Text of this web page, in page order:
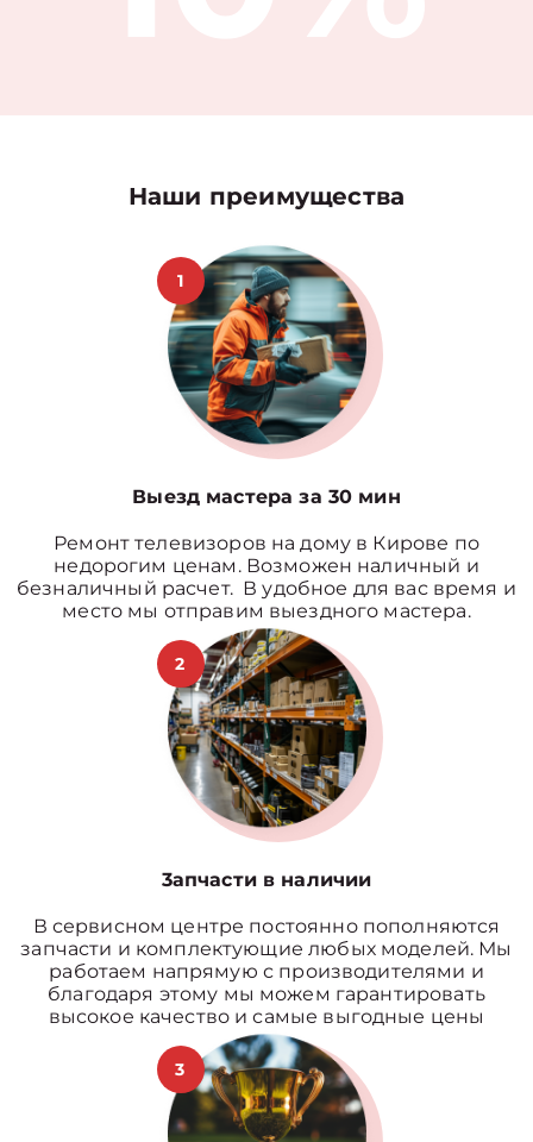
Наши преимущества
1
Выезд мастера за 30 мин
Ремонт телевизоров на дому в Кирове по
недорогим ценам. Возможен наличный и
безналичный расчет. В удобное для вас время и
место мы отправим выездного мастера.
2
3апчасти в наличии
В сервисном центре постоянно пополняются
запчасти и комплектующие любых моделей. Мы
работаем напрямую с производителями и
благодаря этому мы можем гарантировать
высокое качество и самые выгодные цены
3